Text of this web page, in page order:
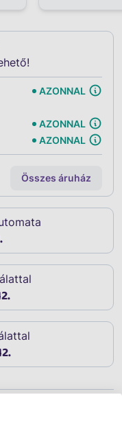
AZONNAL
AZONNAL
AZONNAL
Összes áruház